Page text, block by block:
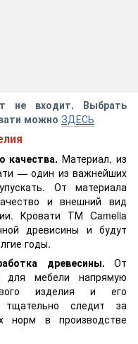
не входит. Выбрать
можно ЗДЕСЬ
качества. Материал, из
— один из важнейших
От материала
и внешний вид
Кровати ТМ Camelia
древисины и будут
годы.
древесины. От
для мебели напрямую
изделия и его
тщательно следит за
норм в производстве